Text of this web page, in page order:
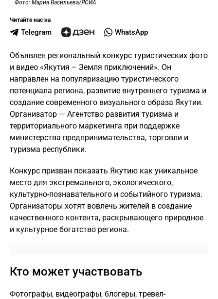
Фото: Мария Васильева/ЯСИА
Читайте нас на
Telegram WhatsApp
Объявлен региональный конкурс туристических фото
и видео «Якутия – Земля приключений». Он
направлен на популяризацию туристического
потенциала региона, развитие внутреннего туризма и
создание современного визуального образа Якутии.
Организатор — Агентство развития туризма и
территориального маркетинга при поддержке
министерства предпринимательства, торговли и
туризма республики.
Конкурс призван показать Якутию как уникальное
место для экстремального, экологического,
культурно-познавательного и событийного туризма.
Организаторы хотят вовлечь жителей в создание
качественного контента, раскрывающего природное
и культурное богатство региона.
Кто может участвовать
Фотографы, видеографы, блогеры, тревел-